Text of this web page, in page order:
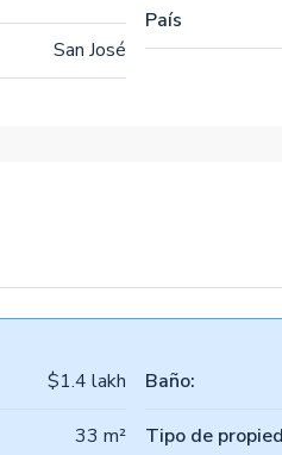
San José
País
$1.4 lakh
33 m²
Baño:
Tipo de